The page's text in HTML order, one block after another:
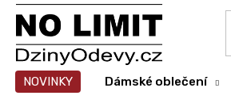
Přejít
obsah
NOVINKY Dámské oblečení